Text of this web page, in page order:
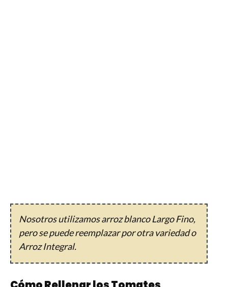
Nosotros utilizamos arroz blanco Largo Fino,
pero se puede reemplazar por otra variedad o
Arroz Integral.